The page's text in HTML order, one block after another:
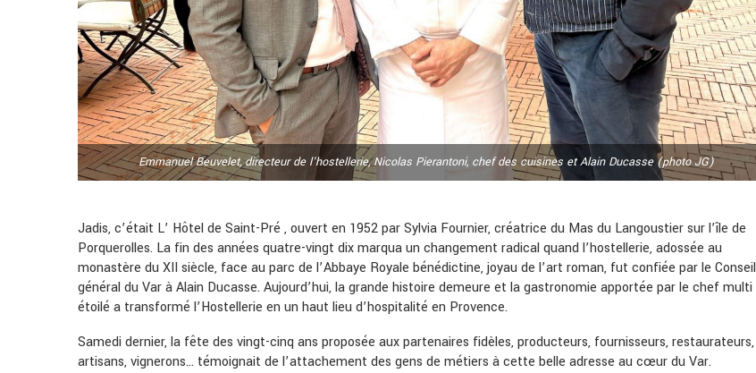
Emmanuel Beuvelet, directeur de l'hostellerie, Nicolas Pierantoni, chef des cuisines et Alain Ducasse (photo JG)
Jadis, c’était L’ Hôtel de Saint-Pré , ouvert en 1952 par Sylvia Fournier, créatrice du Mas du Langoustier sur l’île de
Porquerolles. La fin des années quatre-vingt dix marqua un changement radical quand l’hostellerie, adossée au
monastère du XII siècle, face au parc de l’Abbaye Royale bénédictine, joyau de l’art roman, fut confiée par le Conseil
général du Var à Alain Ducasse. Aujourd’hui, la grande histoire demeure et la gastronomie apportée par le chef multi
étoilé a transformé l’Hostellerie en un haut lieu d’hospitalité en Provence.
Samedi dernier, la fête des vingt-cinq ans proposée aux partenaires fidèles, producteurs, fournisseurs, restaurateurs,
artisans, vignerons… témoignait de l’attachement des gens de métiers à cette belle adresse au cœur du Var.